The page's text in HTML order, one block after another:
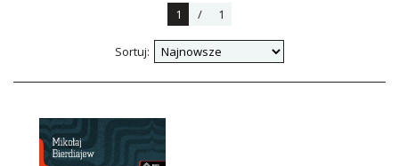
1 / 1
Sortuj: